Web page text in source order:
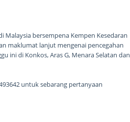
Malaysia bersempena Kempen Kesedaran
maklumat lanjut mengenai pencegahan
ini di Konkos, Aras G, Menara Selatan dan
untuk sebarang pertanyaan